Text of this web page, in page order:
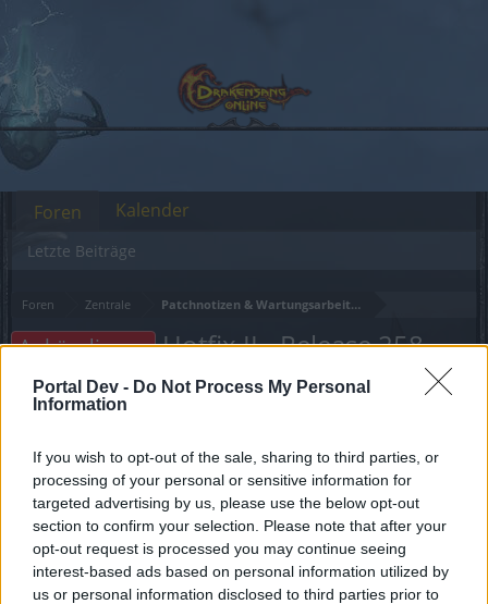
Portal Dev - Do Not Process My Personal
Information
If you wish to opt-out of the sale, sharing to third parties, or
processing of your personal or sensitive information for
targeted advertising by us, please use the below opt-out
section to confirm your selection. Please note that after your
opt-out request is processed you may continue seeing
interest-based ads based on personal information utilized by
us or personal information disclosed to third parties prior to
Foren Zentrale Patchnotizen & Wartungsarbeiten
Ankündigung Hotfix II - Release 258
Liebe(r) Forum-Leser/in,
wenn Du in diesem Forum aktiv an den
Gesprächen teilnehmen oder eigene Themen
starten möchtest, musst Du Dich bitte zunächst im
Spiel einloggen. Falls Du noch keinen Spielaccount
besitzt, bitte registriere Dich neu. Wir freuen uns
auf Deinen nächsten Besuch in unserem Forum!
„Zum Spiel“
Foren
Letzte Beiträge
Kalender